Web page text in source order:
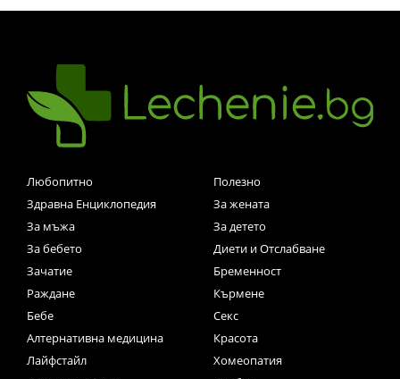
Любопитно
Полезно
Здравна Енциклопедия
За жената
За мъжа
За детето
За бебето
Диети и Отслабване
Зачатие
Бременност
Раждане
Кърмене
Бебе
Секс
Алтернативна медицина
Красота
Лайфстайл
Хомеопатия